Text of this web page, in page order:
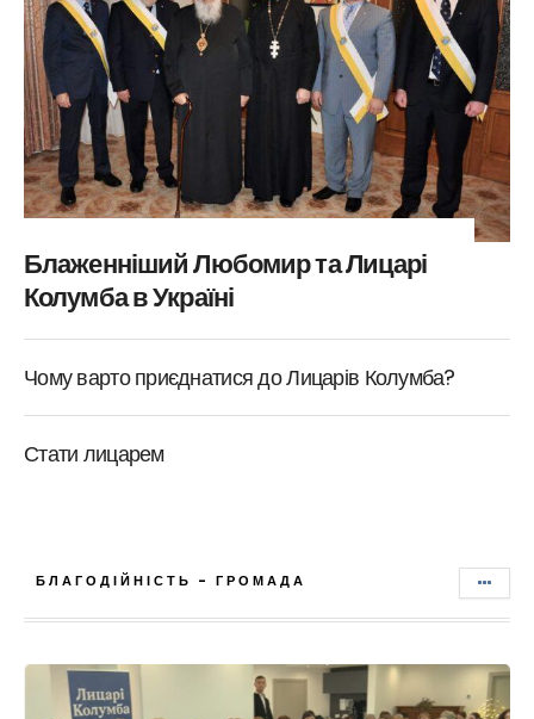
Блаженніший Любомир та Лицарі
Колумба в Україні
Чому варто приєднатися до Лицарів Колумба?
Стати лицарем
БЛАГОДІЙНІСТЬ - ГРОМАДА